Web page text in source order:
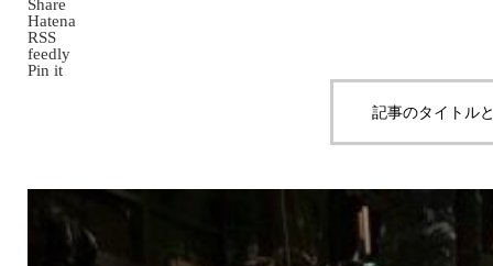
Share
Hatena
RSS
feedly
Pin it
記事のタイトル